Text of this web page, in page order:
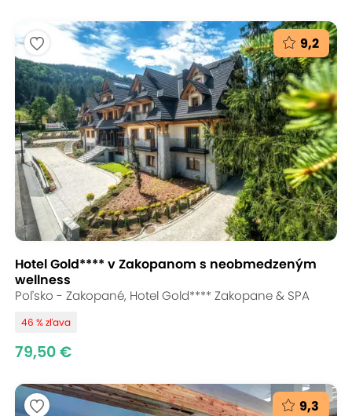
9,2
Hotel Gold**** v Zakopanom s neobmedzeným
wellness
Poľsko - Zakopané, Hotel Gold**** Zakopane & SPA
46 % zľava
79,50 €
9,3